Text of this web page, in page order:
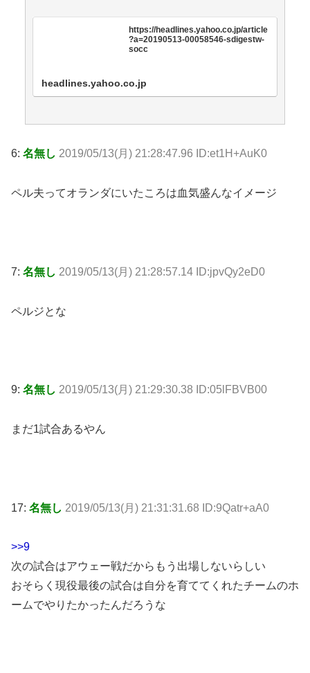
https://headlines.yahoo.co.jp/article
?a=20190513-00058546-sdigestw-
socc
headlines.yahoo.co.jp
6: 名無し 2019/05/13(月) 21:28:47.96 ID:et1H+AuK0
ペル夫ってオランダにいたころは血気盛んなイメージ
7: 名無し 2019/05/13(月) 21:28:57.14 ID:jpvQy2eD0
ペルジとな
9: 名無し 2019/05/13(月) 21:29:30.38 ID:05lFBVB00
まだ1試合あるやん
17: 名無し 2019/05/13(月) 21:31:31.68 ID:9Qatr+aA0
>>9
次の試合はアウェー戦だからもう出場しないらしい
おそらく現役最後の試合は自分を育ててくれたチームのホ
ームでやりたかったんだろうな